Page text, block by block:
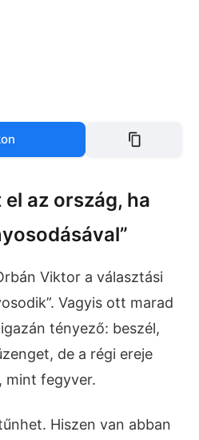
az ország, ha
Viktor a választási
Vagyis ott marad
tényező: beszél,
de a régi ereje
mint fegyver.
Hiszen van abban